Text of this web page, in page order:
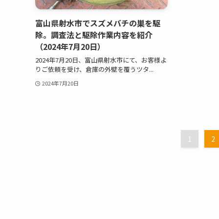
富山県射水市でスズメバチの巣を駆
除。調査法と駆除作業内容を紹介
（2024年7月20日）
2024年7月20日、富山県射水市にて、お客様よ
りご依頼を受け、倉庫の外壁を覆うツタ...
2024年7月20日
1 2